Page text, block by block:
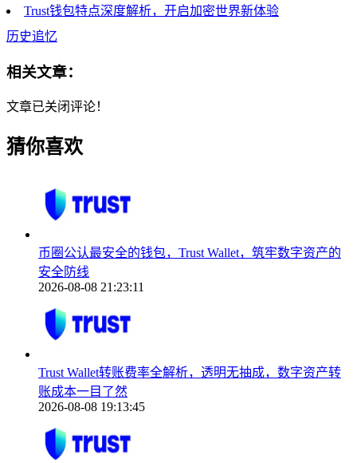
Trust钱包特点深度解析，开启加密世界新体验
历史追忆
相关文章：
文章已关闭评论！
猜你喜欢
币圈公认最安全的钱包，Trust Wallet，筑牢数字资产的
安全防线
2026-08-08 21:23:11
Trust Wallet转账费率全解析，透明无抽成，数字资产转
账成本一目了然
2026-08-08 19:13:45